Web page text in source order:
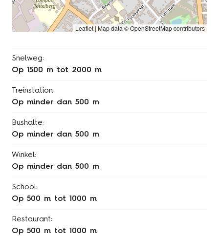
Leaflet|Map data ©OpenStreetMapcontributors
Snelweg:
op 1500 m tot 2000 m
Treinstation:
op minder dan 500 m
Bushalte:
op minder dan 500 m
Winkel:
op minder dan 500 m
School:
op 500 m tot 1000 m
Restaurant:
op 500 m tot 1000 m